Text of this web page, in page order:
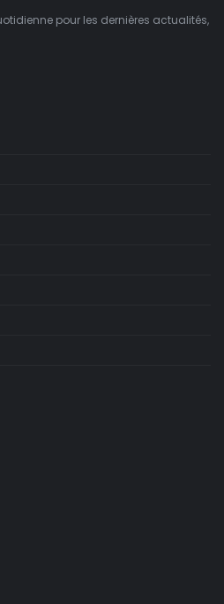
pour les dernières actualités,